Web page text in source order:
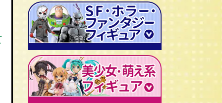
ビックリマンシール
ダイアクロン
変身サイボーグ
昭和レトロなミニカー
ミクロマン
レトロプラモデル
旧トランスフォーマー
ビンテージ セルロイド人形
聖闘士聖矢
キン肉マン
ドラゴンボール
北斗の拳
ルパン三世
鉄人28号
新世紀エヴァンゲリオン
AKIRA/アキラ
仮面ライダー
ゴジラ
人造人間キカイダー
牙狼-GARO
機動戦士ガンダム
スターウォーズ